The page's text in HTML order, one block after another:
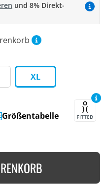
und 8% Direkt-
XL
Größentabelle